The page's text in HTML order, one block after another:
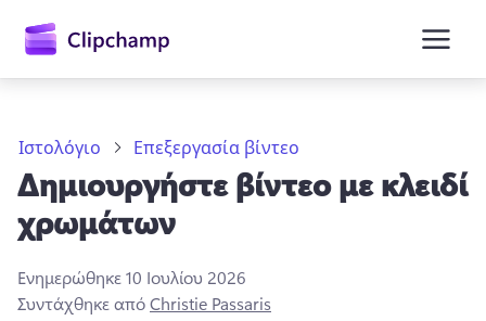
περιεχόμενο
Ιστολόγιο Επεξεργασία βίντεο
Δημιουργήστε βίντεο με κλειδί
χρωμάτων
Ενημερώθηκε10 Ιουλίου 2026
Συντάχθηκε απόChristie Passaris